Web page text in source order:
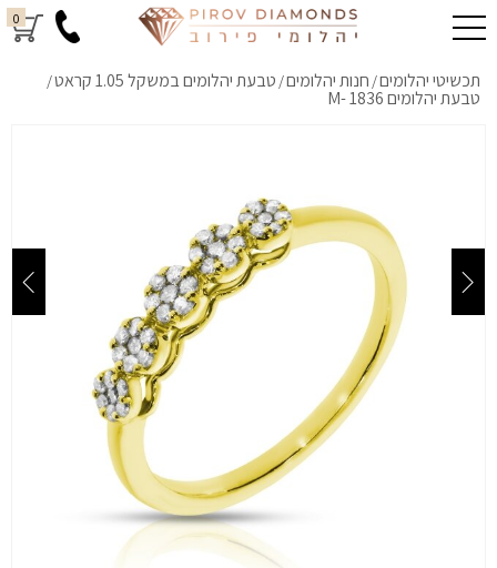
0
תכשיטי יהלומים/ חנות יהלומים/ טבעת יהלומים במשקל 1.05 קראט /
טבעת יהלומים M- 1836